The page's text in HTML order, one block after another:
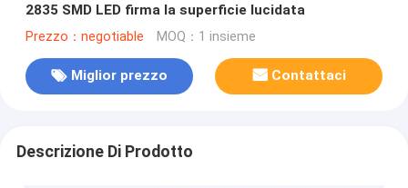
2835 SMD LED firma la superficie lucidata
Prezzo：negotiable MOQ：1 insieme
Miglior prezzo Contattaci
Descrizione Di Prodotto